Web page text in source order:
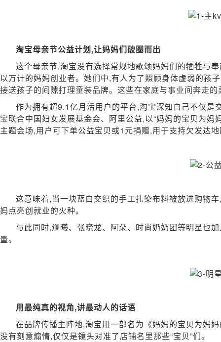
淘宝母亲节公益计划,让妈妈们破圈而出
这个母亲节,淘宝没有选择常规地歌颂妈妈们的牺牲与
以万计的妈妈创业者。她们中,有人为了照顾身体虚弱的孩
接送孩子的间隙打理童装品牌。这些在家庭与事业间奔走
作为拥有超9.1亿月活用户的平台,淘宝深知自己不仅
宝联合中国妇女发展基金会、阿里公益,以“妈妈的宝贝为
主题会场,用户可下单公益宝贝或1元捐赠,用于支持欠发达
这意味着,当一块蓝白交织的手工扎染布料被放进购物
妈点亮创就业的火种。
与此同时,斓曦、张晓龙、阿朵、时尚奶奶团等明星也
量。
用最纯真的视角,讲最动人的话语
在品牌传播主阵地,淘宝用一部名为《妈妈的宝贝为
没有刻意煽情,仅仅是镜头对准了店铺名里那些“宝贝”们。